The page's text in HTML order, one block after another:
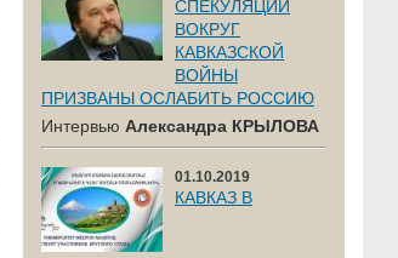
СПЕКУЛЯЦИИ
ВОКРУГ
КАВКАЗСКОЙ
ВОЙНЫ
ПРИЗВАНЫ ОСЛАБИТЬ РОССИЮ
Интервью Александра КРЫЛОВА
01.10.2019
КАВКАЗ В